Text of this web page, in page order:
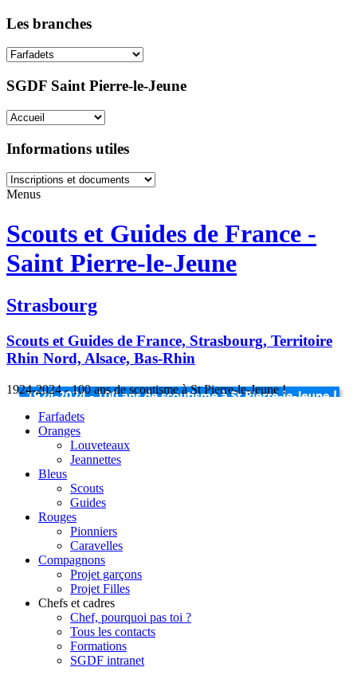
Les branches
SGDF Saint Pierre-le-Jeune
Informations utiles
Menus
Scouts et Guides de France -
Saint Pierre-le-Jeune
Strasbourg
Scouts et Guides de France, Strasbourg, Territoire
Rhin Nord, Alsace, Bas-Rhin
1924-2024 - 100 ans de scoutisme à St Pierre-le-Jeune !
Farfadets
Oranges
Louveteaux
Jeannettes
Bleus
Scouts
Guides
Rouges
Pionniers
Caravelles
Compagnons
Projet garçons
Projet Filles
Chefs et cadres
Chef, pourquoi pas toi ?
Tous les contacts
Formations
SGDF intranet